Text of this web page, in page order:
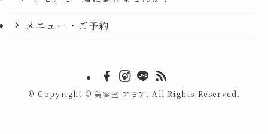
メニュー・ご予約
© Copyright © 美容室 アモア. All Rights Reserved.